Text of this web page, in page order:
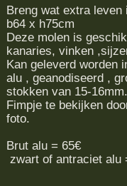
Breng wat extra
b64 x h75cm
Deze molen is
kanaries, vinken
Kan geleverd worden
alu , geanodiseerd ,
stokken van 15-16mm.
Fimpje te bekijken
foto.
Brut alu = 65€
zwart of antraciet alu